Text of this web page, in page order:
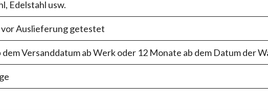
Edelstahl usw.
vor Auslieferung getestet
dem Versanddatum ab Werk oder 12 Monate ab dem Datum der